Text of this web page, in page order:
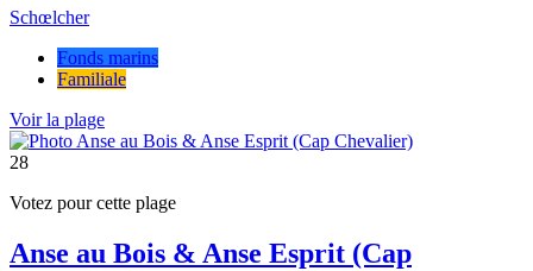
Schœlcher
Fonds marins
Familiale
Voir la plage
28
Votez pour cette plage
Anse au Bois & Anse Esprit (Cap